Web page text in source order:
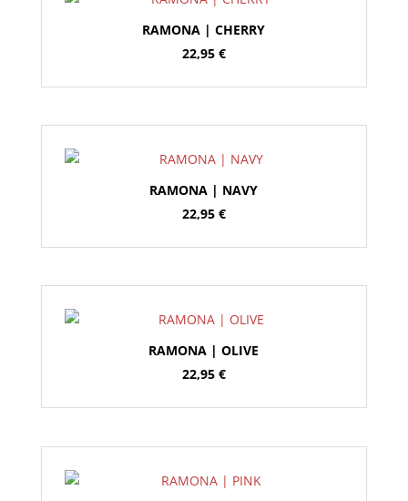
RAMONA | CHERRY
22,95 €
RAMONA | NAVY
22,95 €
RAMONA | OLIVE
22,95 €